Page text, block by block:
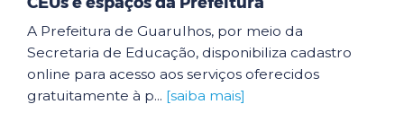
A Prefeitura de Guarulhos, por meio da
Secretaria de Educação, disponibiliza cadastro
online para acesso aos serviços oferecidos
gratuitamente à p... [saiba mais]